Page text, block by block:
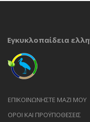
Εγκυκλοπαίδεια
ΕΠΙΚΟΙΝΩΝΉΣΤΕ ΜΑΖΊ ΜΟΥ
ΟΡΟΙ ΚΑΙ ΠΡΟΫΠΟΘΈΣΕΙΣ